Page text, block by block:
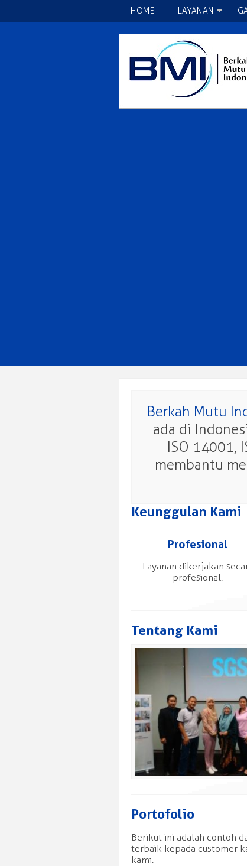
HOME LAYANAN
Berkah Mutu
ada di
ISO 14001,
membantu
Keunggulan Kami
Profesional
Layanan dikerjakan
profesional.
Tentang Kami
Portofolio
Berikut ini adalah contoh
terbaik kepada customer
kami.